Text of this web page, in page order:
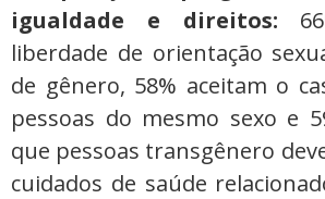
igualdade e direitos:
liberdade de orientação
de gênero, 58% aceitam o
pessoas do mesmo sexo e
que pessoas transgênero
cuidados de saúde